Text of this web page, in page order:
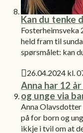
Kan du tenke
Fosterheimsveka
held fram til
spørsmålet: kan
Publisert
26.04.2024 kl.
Anna har 12
og unge via
Anna Olavsdotter
på for born og
ikkje i tvil om at